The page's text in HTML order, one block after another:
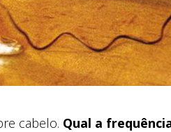
cabelo. Qual a